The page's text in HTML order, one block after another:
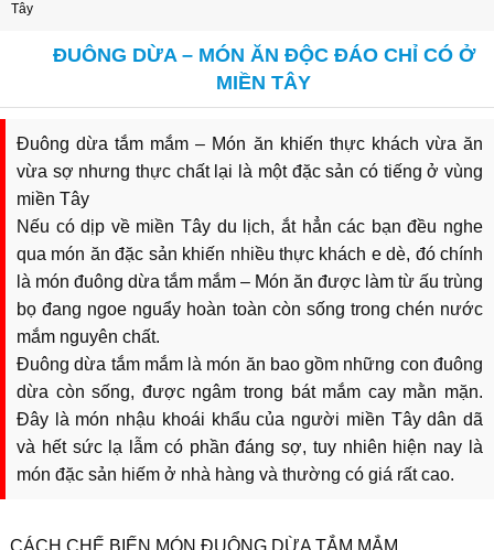
Tây
ĐUÔNG DỪA – MÓN ĂN ĐỘC ĐÁO CHỈ CÓ Ở
MIỀN TÂY
Đuông dừa tắm mắm – Món ăn khiến thực khách vừa ăn
vừa sợ nhưng thực chất lại là một đặc sản có tiếng ở vùng
miền Tây
Nếu có dịp về miền Tây du lịch, ắt hẳn các bạn đều nghe
qua món ăn đặc sản khiến nhiều thực khách e dè, đó chính
là món đuông dừa tắm mắm – Món ăn được làm từ ấu trùng
bọ đang ngoe nguẩy hoàn toàn còn sống trong chén nước
mắm nguyên chất.
Đuông dừa tắm mắm là món ăn bao gồm những con đuông
dừa còn sống, được ngâm trong bát mắm cay mằn mặn.
Đây là món nhậu khoái khẩu của người miền Tây dân dã
và hết sức lạ lẫm có phần đáng sợ, tuy nhiên hiện nay là
món đặc sản hiếm ở nhà hàng và thường có giá rất cao.
CÁCH CHẾ BIẾN MÓN ĐUÔNG DỪA TẮM MẮM